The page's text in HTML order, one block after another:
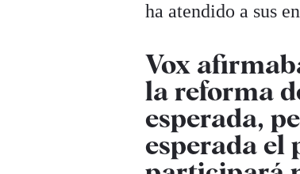
ha atendido a sus
Vox
la reforma
esperada,
esperada el